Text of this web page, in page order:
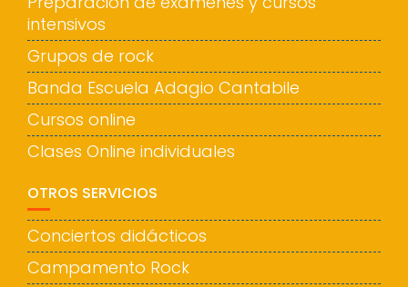
intensivos
Grupos de rock
Banda Escuela Adagio Cantabile
Cursos online
Clases Online individuales
OTROS SERVICIOS
Conciertos didácticos
Campamento Rock